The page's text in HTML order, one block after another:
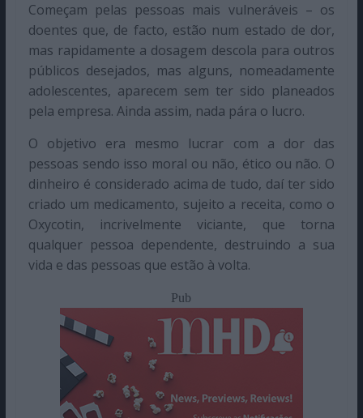
Começam pelas pessoas mais vulneráveis – os
doentes que, de facto, estão num estado de dor,
mas rapidamente a dosagem descola para outros
públicos desejados, mas alguns, nomeadamente
adolescentes, aparecem sem ter sido planeados
pela empresa. Ainda assim, nada pára o lucro.
O objetivo era mesmo lucrar com a dor das
pessoas sendo isso moral ou não, ético ou não. O
dinheiro é considerado acima de tudo, daí ter sido
criado um medicamento, sujeito a receita, como o
Oxycotin, incrivelmente viciante, que torna
qualquer pessoa dependente, destruindo a sua
vida e das pessoas que estão à volta.
Pub